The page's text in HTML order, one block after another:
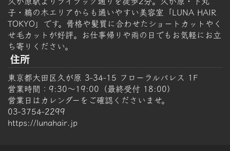
子・鵜の木エリアからも通いやすい美容室「LUNA HAIR
TOKYO」です。骨格や髪質に合わせたショートカットやく
せ毛カットが好評。お仕事帰りや雨の日でもお気軽にお立
ち寄りください。
住所
東京都大田区久が原 3-34-15 フローラルパレス 1F
営業時間：9:30～19:00（最終受付 18:00）
営業日はカレンダーをご確認くださいませ。
03-3754-2299
https://lunahair.jp